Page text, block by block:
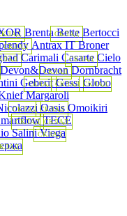
BrentaBette
СКЛАД Bertocci
СКЛАД Antrax ITBroner
Carimali Casarte Cielo
СКЛАД
Devon&DevonDornbracht
СКЛАД
Geberit
СКЛАД Gessi
СКЛАД Globo
СКЛАД
Margaroli
СКЛАД Oasis
СКЛАД Omoikiri
СКЛАД TECE
СКЛАД
SaliniViega
СКЛАД